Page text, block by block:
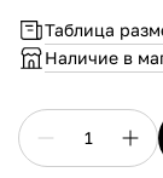
Таблица
Наличие в
1